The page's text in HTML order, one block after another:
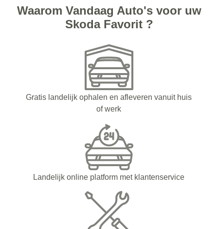
Waarom Vandaag Auto's voor uw
Skoda Favorit ?
Gratis landelijk ophalen en afleveren vanuit huis
of werk
Landelijk online platform met klantenservice